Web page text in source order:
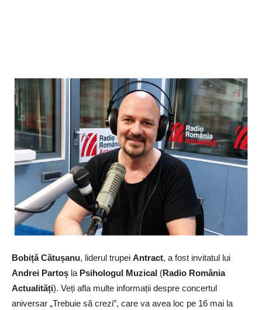
Bobiță Cătușanu, liderul trupei Antract, a fost invitatul lui
Andrei Partoș la Psihologul Muzical (Radio România
Actualități). Veți afla multe informații despre concertul
aniversar „Trebuie să crezi”, care va avea loc pe 16 mai la